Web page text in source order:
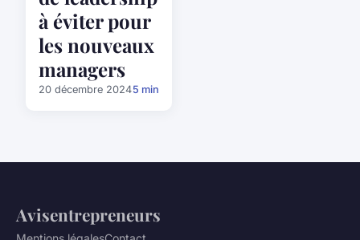
à éviter pour
les nouveaux
managers
20 décembre 20245 min
Avisentrepreneurs